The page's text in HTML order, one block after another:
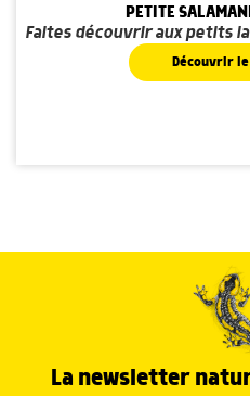
PETITE
Faites découvrir aux petits
Découvrir le
La newsletter